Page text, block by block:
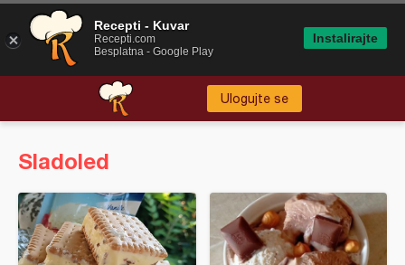
Ulogujte se
Sladoled
Recepti - Kuvar
Recepti.com
Besplatna - Google Play
Instalirajte